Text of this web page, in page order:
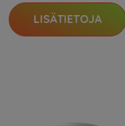
LISÄTIETOJA